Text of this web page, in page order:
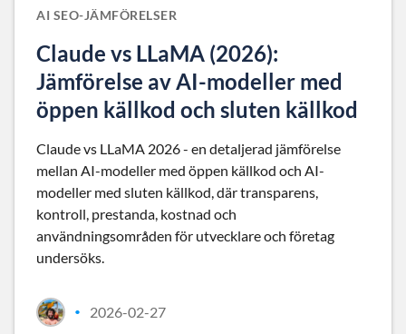
AI SEO-JÄMFÖRELSER
Claude vs LLaMA (2026):
Jämförelse av AI-modeller med
öppen källkod och sluten källkod
Claude vs LLaMA 2026 - en detaljerad jämförelse
mellan AI-modeller med öppen källkod och AI-
modeller med sluten källkod, där transparens,
kontroll, prestanda, kostnad och
användningsområden för utvecklare och företag
undersöks.
• 2026-02-27